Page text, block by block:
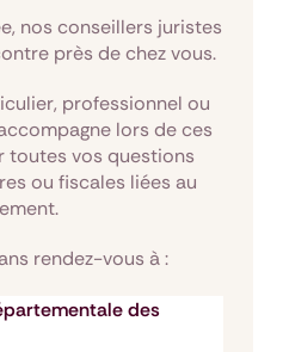
nos conseillers juristes
près de chez vous.
professionnel ou
lors de ces
toutes vos questions
ou fiscales liées au
rendez-vous à :
des